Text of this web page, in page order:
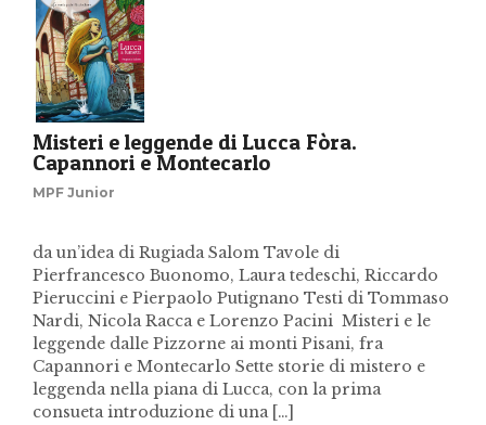
Misteri e leggende di Lucca Fòra.
Capannori e Montecarlo
MPF Junior
da un’idea di Rugiada Salom Tavole di
Pierfrancesco Buonomo, Laura tedeschi, Riccardo
Pieruccini e Pierpaolo Putignano Testi di Tommaso
Nardi, Nicola Racca e Lorenzo Pacini Misteri e le
leggende dalle Pizzorne ai monti Pisani, fra
Capannori e Montecarlo Sette storie di mistero e
leggenda nella piana di Lucca, con la prima
consueta introduzione di una […]